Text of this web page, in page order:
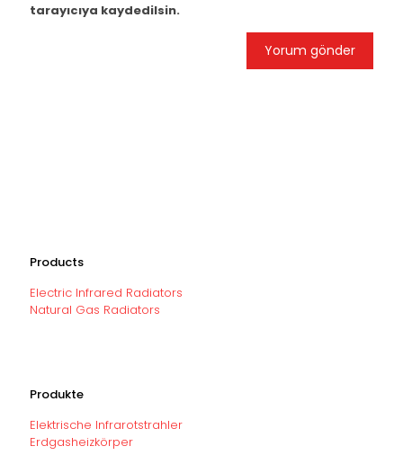
tarayıcıya kaydedilsin.
Products
Electric Infrared Radiators
Natural Gas Radiators
Produkte
Elektrische Infrarotstrahler
Erdgasheizkörper